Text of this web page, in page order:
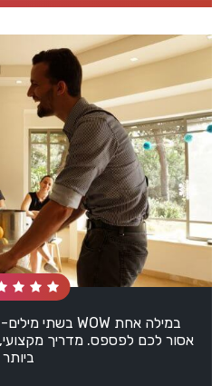
אסור לכם לפספס. מדריך מקצועי,
ביותר